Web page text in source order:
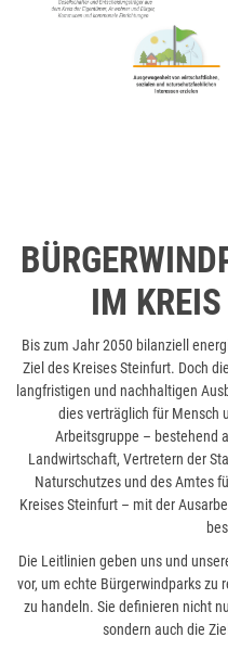
IM
Bis zum Jahr 2050 bilanziell
Ziel des Kreises Steinfurt. Doch
langfristigen und nachhaltigen
dies verträglich für Mensch
Arbeitsgruppe – bestehend
Landwirtschaft, Vertretern der
Naturschutzes und des Amtes
Kreises Steinfurt – mit der
Die Leitlinien geben uns und
vor, um echte Bürgerwindparks zu
zu handeln. Sie definieren nicht
sondern auch die